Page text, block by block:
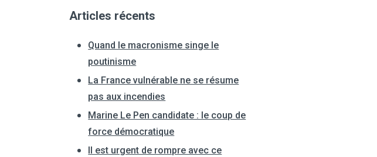
Articles récents
Quand le macronisme singe le
poutinisme
La France vulnérable ne se résume
pas aux incendies
Marine Le Pen candidate : le coup de
force démocratique
Il est urgent de rompre avec ce